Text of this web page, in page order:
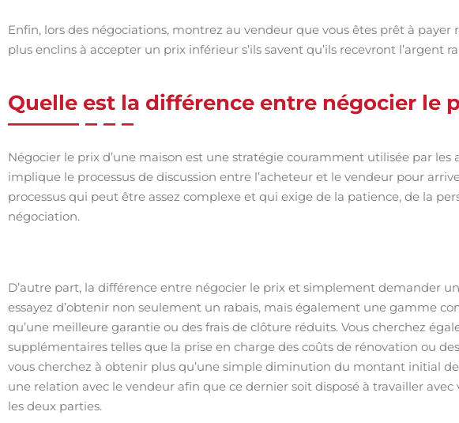
Enfin, lors des négociations, montrez au vendeur que vous êtes prêt à
plus enclins à accepter un prix inférieur s’ils savent qu’ils recevront l’argent
Quelle est la différence entre négocier le
Négocier le prix d’une maison est une stratégie couramment utilisée par
implique le processus de discussion entre l’acheteur et le vendeur pour
processus qui peut être assez complexe et qui exige de la patience, de la
négociation.
D’autre part, la différence entre négocier le prix et simplement demander
essayez d’obtenir non seulement un rabais, mais également une gamme
qu’une meilleure garantie ou des frais de clôture réduits. Vous cherchez
supplémentaires telles que la prise en charge des coûts de rénovation ou
vous cherchez à obtenir plus qu’une simple diminution du montant initial
une relation avec le vendeur afin que ce dernier soit disposé à travailler
les deux parties.